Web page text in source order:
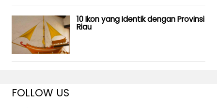
10 Ikon yang Identik dengan Provinsi
Riau
FOLLOW US